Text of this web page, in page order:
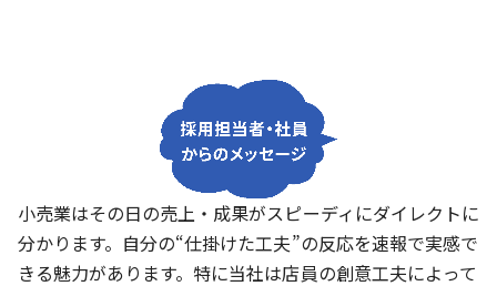
小売業はその日の売上・成果がスピーディにダイレクトに
分かります。自分の“仕掛けた工夫”の反応を速報で実感で
きる魅力があります。特に当社は店員の創意工夫によって